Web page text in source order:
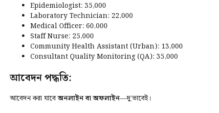
Epidemiologist: ₹35,000
Laboratory Technician: ₹22,000
Medical Officer: ₹60,000
Staff Nurse: ₹25,000
Community Health Assistant (Urban): ₹13,000
Consultant Quality Monitoring (QA): ₹35,000
আবেদন পদ্ধতি:
আবেদন করা যাবেঅনলাইন বা অফলাইন—দু’ভাবেই।